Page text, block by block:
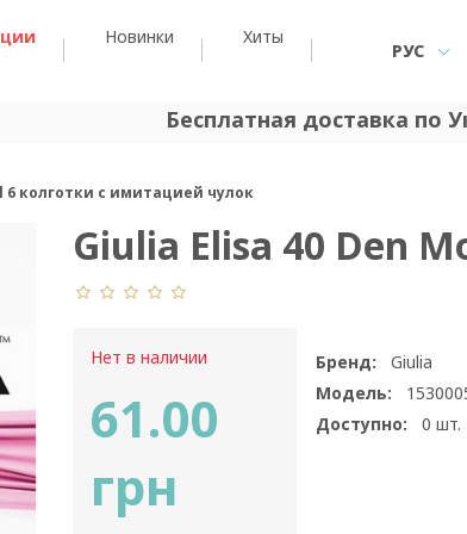
Новинки Хиты
РУС
Бесплатная доставка по
6 колготки с имитацией чулок
Giulia Elisa 40 Den
Нет в наличии
61.00
грн
Бренд:
Giulia
Модель:
Доступно:
0 шт.